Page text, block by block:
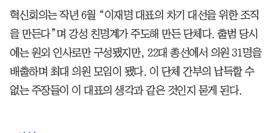
혁신회의는 작년 6월 “이재명 대표의 차기 대선을 위한 조직
을 만든다”며 강성 친명계가 주도해 만든 단체다. 출범 당시
에는 원외 인사로만 구성됐지만, 22대 총선에서 의원 31명을
배출하며 최대 의원 모임이 됐다. 이 단체 간부의 납득할 수
없는 주장들이 이 대표의 생각과 같은 것인지 묻게 된다.